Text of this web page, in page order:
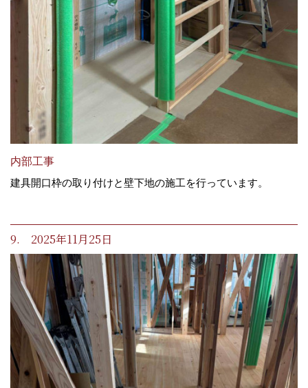
内部工事
建具開口枠の取り付けと壁下地の施工を行っています。
9. 2025年11月25日